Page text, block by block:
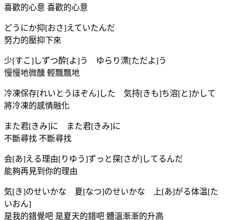
喜歡的心意 喜歡的心意
どうにか抑[おさ]えていたんだ
努力的壓抑下來
少[すこ]しずつ酔[よ]う ゆらり漂[ただよ]う
慢慢地微醺 輕飄飄地
冷凍保存[れいとうほぞん]した 気持[きも]ち溶[と]かして
將冷凍的感情融化
また君[きみ]に また君[きみ]に
不斷尋找 不斷尋找
会[あ]える理由[りゆう]ずっと探[さが]してるんだ
能夠再見到你的理由
気[き]のせいかな 夏[なつ]のせいかな 上[あ]がる体温[た
いおん]
是我的錯覺吧 是夏天的錯吧 體溫漸漸的升高